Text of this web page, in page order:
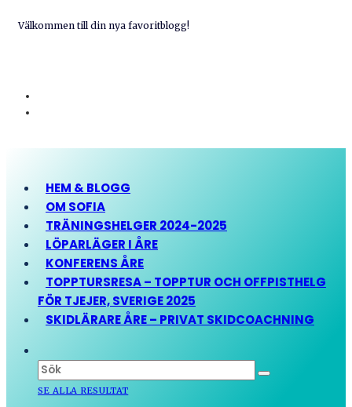
Välkommen till din nya favoritblogg!
HEM & BLOGG
OM SOFIA
TRÄNINGSHELGER 2024-2025
LÖPARLÄGER I ÅRE
KONFERENS ÅRE
TOPPTURSRESA – TOPPTUR OCH OFFPISTHELG
FÖR TJEJER, SVERIGE 2025
SKIDLÄRARE ÅRE – PRIVAT SKIDCOACHNING
SE ALLA RESULTAT